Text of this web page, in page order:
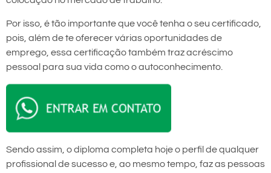
Por isso, é tão importante que você tenha o seu certificado,
pois, além de te oferecer várias oportunidades de
emprego, essa certificação também traz acréscimo
pessoal para sua vida como o autoconhecimento.
Sendo assim, o diploma completa hoje o perfil de qualquer
profissional de sucesso e, ao mesmo tempo, faz as pessoas